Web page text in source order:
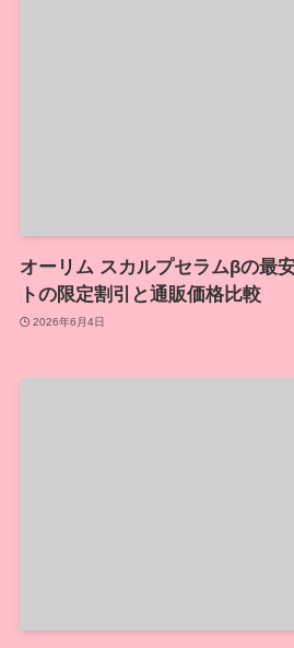
オーリム スカルプセラムβの最
トの限定割引と通販価格比較
2026年6月4日